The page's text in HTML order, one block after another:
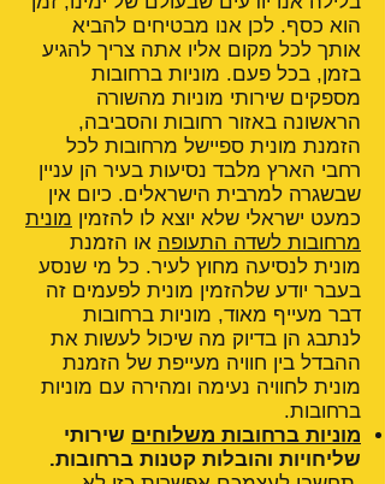
הוא כסף. לכן אנו מבטיחים להביא
אותך לכל מקום אליו אתה צריך להגיע
בזמן, בכל פעם. מוניות ברחובות
מספקים שירותי מוניות מהשורה
הראשונה באזור רחובות והסביבה,
הזמנת מונית ספיישל מרחובות לכל
רחבי הארץ מלבד נסיעות בעיר הן עניין
שבשגרה למרבית הישראלים. כיום אין
כמעט ישראלי שלא יוצא לו להזמין מונית
מרחובות לשדה התעופה או הזמנת
מונית לנסיעה מחוץ לעיר. כל מי שנסע
בעבר יודע שלהזמין מונית לפעמים זה
דבר מעייף מאוד, מוניות ברחובות
לנתבג הן בדיוק מה שיכול לעשות את
ההבדל בין חוויה מעייפת של הזמנת
מונית לחוויה נעימה ומהירה עם מוניות
ברחובות.
מוניות ברחובות משלוחים שירותי
שליחויות והובלות קטנות ברחובות.